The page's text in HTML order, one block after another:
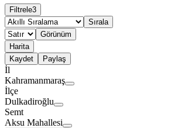
Filtrele3
Sırala
Görünüm
Harita
Kaydet
Paylaş
İl
Kahramanmaraş
İlçe
Dulkadiroğlu
Semt
Aksu Mahallesi